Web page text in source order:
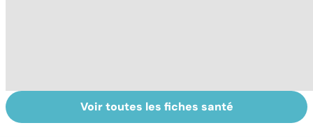
Tout savoir sur
les infections
Tout savoir sur
les maux du froid
Voir toutes les fiches santé